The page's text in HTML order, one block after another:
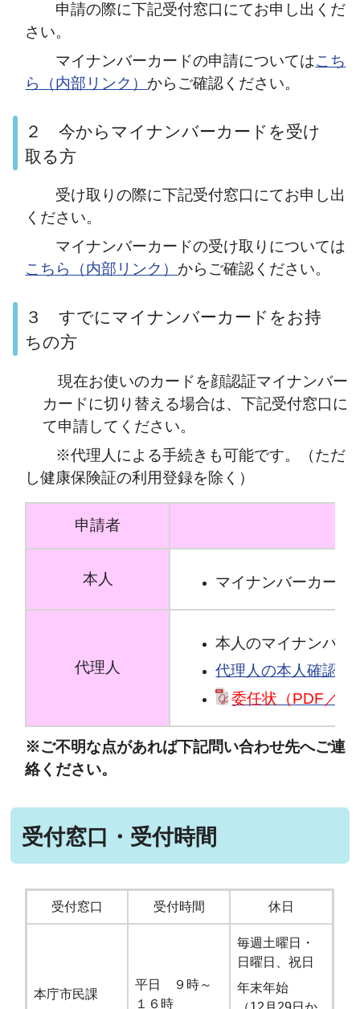
申請の際に下記受付窓口にてお申し出くだ
さい。
マイナンバーカードの申請についてはこち
ら（内部リンク） からご確認ください。
２ 今からマイナンバーカードを受け
取る方
受け取りの際に下記受付窓口にてお申し出
ください。
マイナンバーカードの受け取りについては
こちら（内部リンク） からご確認ください。
３ すでにマイナンバーカードをお持
ちの方
現在お使いのカードを顔認証マイナンバー
カードに切り替える場合は、下記受付窓口に
て申請してください。
※代理人による手続きも可能です。（ただ
し健康保険証の利用登録を除く）
申請者
本人 マイナンバーカード
代理人
本人のマイナンバー
代理人の本人確認書
委任状（PDF／
※ご不明な点があれば下記問い合わせ先へご連
絡ください。
受付窓口・受付時間
受付窓口 受付時間 休日
本庁市民課
平日 ９時～
１６時
毎週土曜日・
日曜日、祝日
年末年始